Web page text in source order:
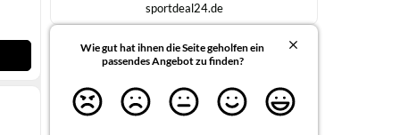
und trocken. 4-Wege-Stretch für maximale
Bewegungsfreiheit Dank des 4-Wege-
Stretchstoffes profitierst du von
uneingeschränkter Bewegungsfreiheit in alle
diese Boxershorts passen sich perfekt deinem
Körper an und unterstützen jede deiner
Bewegungen. Erstklassiger Komfort ohne
sportdeal24.de
Wie gut hat ihnen die Seite geholfen ein
passendes Angebot zu finden?